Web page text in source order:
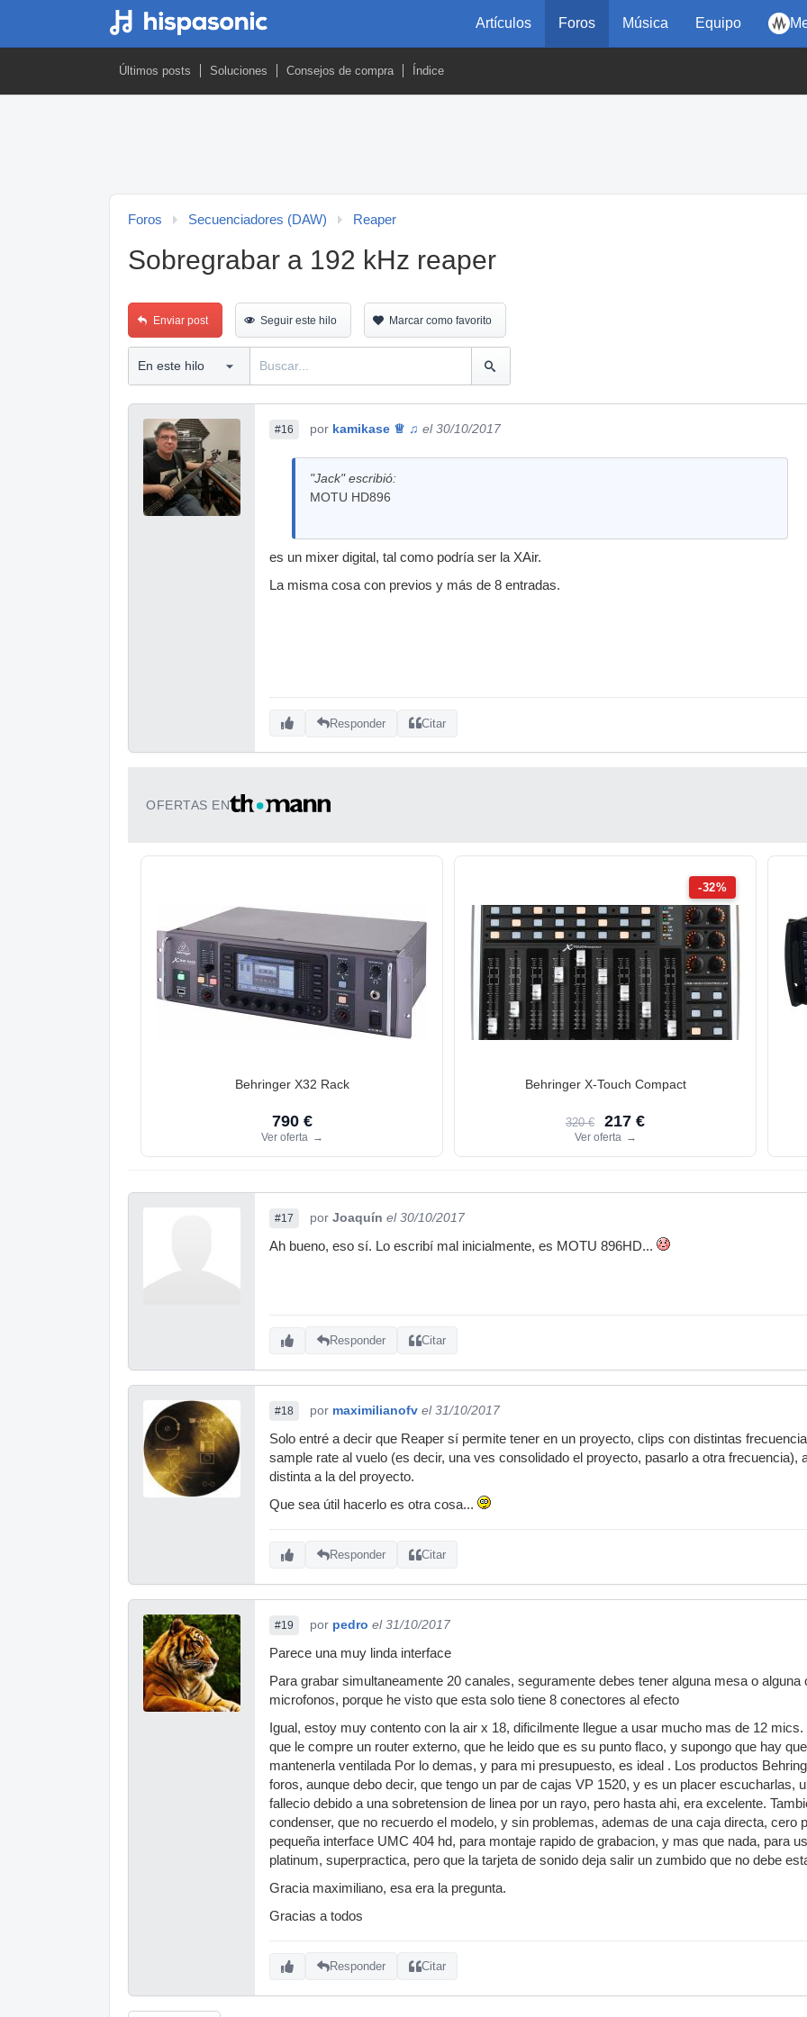
Artículos Foros Música Equipo
Últimos posts Soluciones Consejos de compra Índice
Foros Secuenciadores (DAW) Reaper
Sobregrabar a 192 kHz reaper
Enviar post Seguir este hilo Marcar como favorito
#16 por kamikase ♕ ♫ el 30/10/2017
"Jack" escribió:
MOTU HD896
es un mixer digital, tal como podría ser la XAir.
La misma cosa con previos y más de 8 entradas.
Responder Citar
OFERTAS EN
Behringer X32 Rack
790 €
Ver oferta →
-32%
Behringer X-Touch Compact
320 € 217 €
Ver oferta →
#17 por Joaquín el 30/10/2017
Ah bueno, eso sí. Lo escribí mal inicialmente, es MOTU 896HD...
Responder Citar
#18 por maximilianofv el 31/10/2017
Solo entré a decir que Reaper sí permite tener en un proyecto, clips con distintas
sample rate al vuelo (es decir, una ves consolidado el proyecto, pasarlo a otra
distinta a la del proyecto.
Que sea útil hacerlo es otra cosa...
Responder Citar
#19 por pedro el 31/10/2017
Parece una muy linda interface
Para grabar simultaneamente 20 canales, seguramente debes tener alguna mesa o
microfonos, porque he visto que esta solo tiene 8 conectores al efecto
Igual, estoy muy contento con la air x 18, dificilmente llegue a usar mucho mas de 12
que le compre un router externo, que he leido que es su punto flaco, y supongo que hay
mantenerla ventilada Por lo demas, y para mi presupuesto, es ideal . Los productos
foros, aunque debo decir, que tengo un par de cajas VP 1520, y es un placer escucharlas,
fallecio debido a una sobretension de linea por un rayo, pero hasta ahi, era excelente.
condenser, que no recuerdo el modelo, y sin problemas, ademas de una caja directa, cero
pequeña interface UMC 404 hd, para montaje rapido de grabacion, y mas que nada, para
platinum, superpractica, pero que la tarjeta de sonido deja salir un zumbido que no debe
Gracia maximiliano, esa era la pregunta.
Gracias a todos
Responder Citar